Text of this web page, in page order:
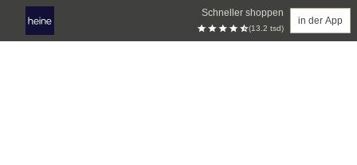
Schneller shoppen
(13.2 tsd)
in der App